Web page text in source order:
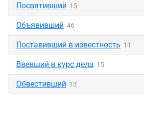
Посвятивший 15
Объявивший 46
Поставивший в известность 11
Ввевший в курс дела 15
Обвестивший 13